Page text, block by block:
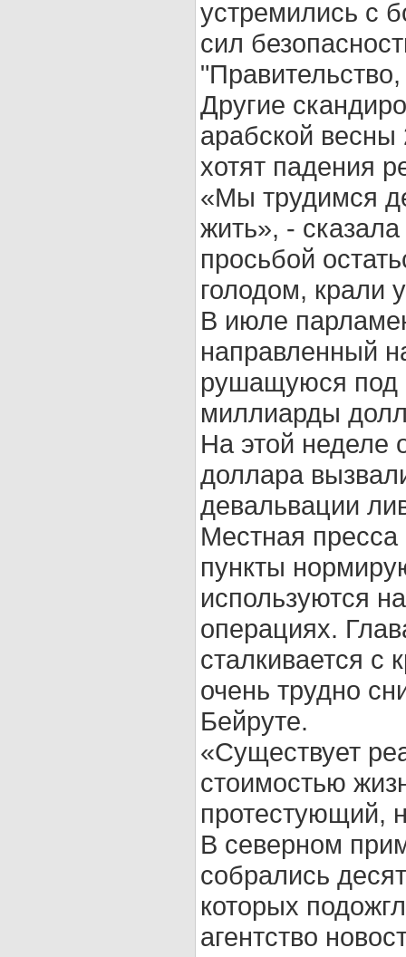
устремились с
сил
Другие
арабской весны
хотят падения
«Мы трудимся
жить», -
просьбой
голодом, крали
В июле
направленный
рушащуюся под
миллиарды
На этой неделе
доллара
девальвации
Местная
пункты
используются
операциях.
сталкивается с
очень трудно
Бейруте.
«Существует
стоимостью
протестующий,
В северном
собрались
которых
агентство